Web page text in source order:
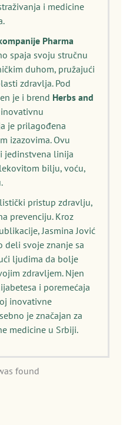
i medicine
Pharma
spaja svoju stručnu
duhom, pružajući
zdravlja. Pod
je i brend Herbs and
je prilagođena
izazovima. Ovu
jedinstvena linija
bilju, voću,
pristup zdravlju,
prevenciju. Kroz
Jasmina Jović
deli svoje znanje sa
ljudima da bolje
zdravljem. Njen
i poremećaja
inovativne
je značajan za
medicine u Srbiji.
found